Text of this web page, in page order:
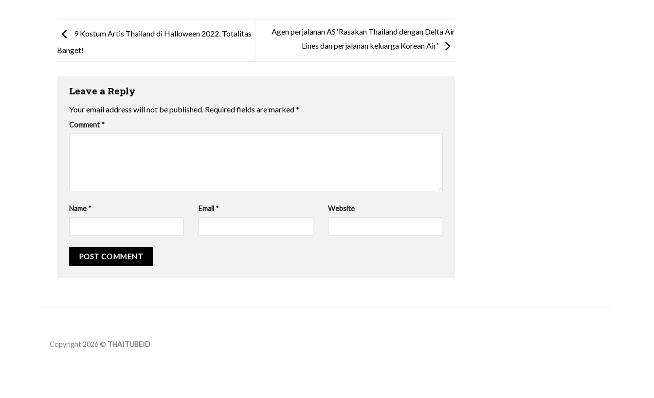
9 Kostum Artis Thailand di Halloween 2022, Totalitas
Banget!
Agen perjalanan AS ‘Rasakan Thailand dengan Delta Air
Lines dan perjalanan keluarga Korean Air’
Leave a Reply
Your email address will not be published. Required fields are marked*
Comment *
Name * Email * Website
Copyright 2026 © THAITUBEID